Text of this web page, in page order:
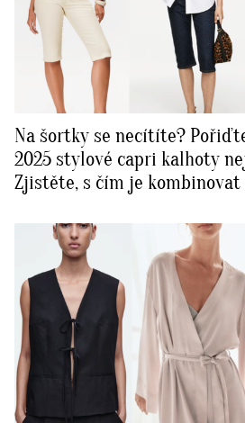
Na šortky se necítíte?
2025 stylové capri kalhoty
Zjistěte, s čím je kombinovat